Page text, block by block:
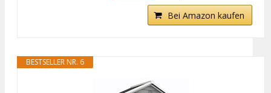
Bei Amazon kaufen
BESTSELLER NR. 6